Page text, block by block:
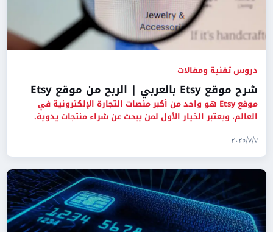
دروس تقنية ومقالات
شرح موقع Etsy بالعربي | الربح من موقع Etsy
موقع Etsy هو واحد من أكبر منصات التجارة الإلكترونية في
العالم، ويعتبر الخيار الأول لمن يبحث عن شراء منتجات يدوية.
٧‏/٧‏/٢٠٢٥